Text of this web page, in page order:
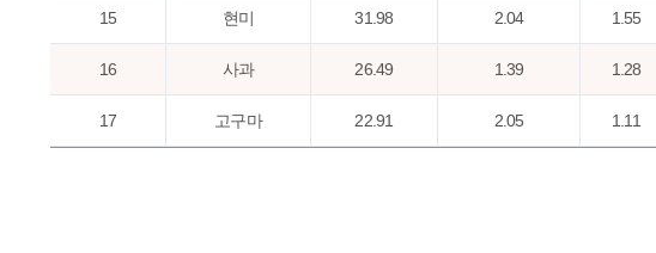
15 현미 31.98 2.04 1.55
16 사과 26.49 1.39 1.28
17 고구마 22.91 2.05 1.11